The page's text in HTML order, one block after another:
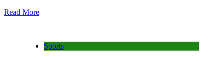
Read More
Sports